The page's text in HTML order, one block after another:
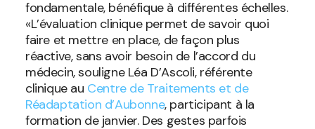
fondamentale, bénéfique à différentes échelles.
«L’évaluation clinique permet de savoir quoi
faire et mettre en place, de façon plus
réactive, sans avoir besoin de l’accord du
médecin, souligne Léa D’Ascoli, référente
clinique au Centre de Traitements et de
Réadaptation d’Aubonne, participant à la
formation de janvier. Des gestes parfois